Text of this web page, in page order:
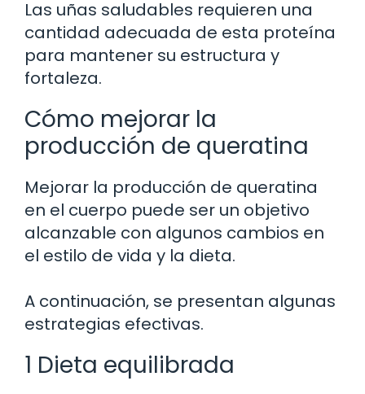
Las uñas saludables requieren una
cantidad adecuada de esta proteína
para mantener su estructura y
fortaleza.
Cómo mejorar la
producción de queratina
Mejorar la producción de queratina
en el cuerpo puede ser un objetivo
alcanzable con algunos cambios en
el estilo de vida y la dieta.
A continuación, se presentan algunas
estrategias efectivas.
1 Dieta equilibrada